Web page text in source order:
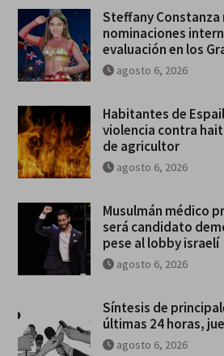
Steffany Constanza
nominaciones
evaluación en los
agosto 6, 2026
Habitantes de
violencia contra
de agricultor
agosto 6, 2026
Musulmán médico
será candidato
pese al lobby israelí
agosto 6, 2026
Síntesis de
últimas 24 horas,
agosto 6, 2026